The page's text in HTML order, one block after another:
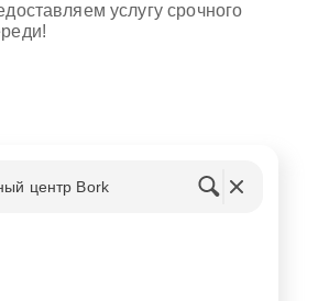
услугу срочного
центр Bork